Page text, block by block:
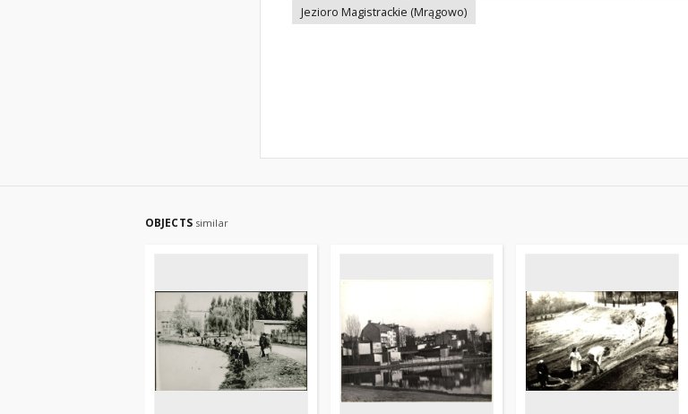
Jezioro Magistrackie (Mrągowo)
OBJECTS similar